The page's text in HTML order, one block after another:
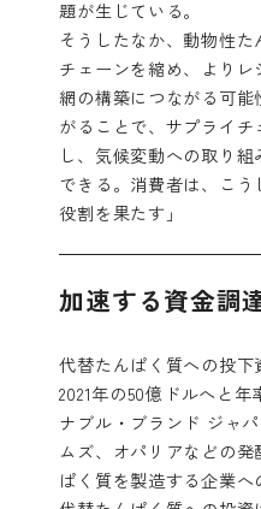
題が生じている。
そうしたなか、動物性
チェーンを縮め、より
網の構築につながる可
がることで、サプライ
し、気候変動への取り
できる。消費者は、こ
役割を果たす」
加速する資金調
代替たんぱく質への投下
2021年の50億ドルへと
ナブル・ブランド ジャ
ムズ、 オパリアなどの発
ぱく質を製造する企業へ